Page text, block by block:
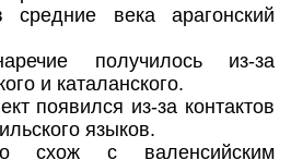
средние века арагонский
получилось из-за
и каталанского.
появился из-за контактов
языков.
схож с валенсийским